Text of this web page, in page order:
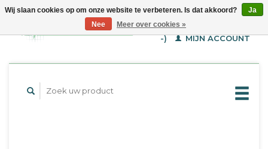
WINKELWAGEN (€--,-
-)
MIJN ACCOUNT
Wij slaan cookies op om onze website te verbeteren. Is dat akkoord?
Ja
Nee
Meer over cookies »